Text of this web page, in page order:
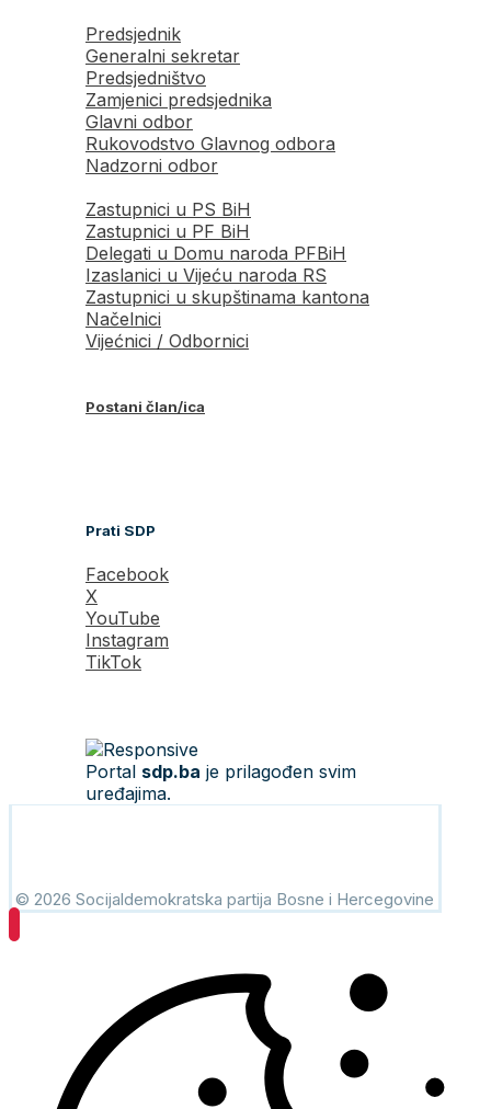
Predsjednik
Generalni sekretar
Predsjedništvo
Zamjenici predsjednika
Glavni odbor
Rukovodstvo Glavnog odbora
Nadzorni odbor
Zastupnici u PS BiH
Zastupnici u PF BiH
Delegati u Domu naroda PFBiH
Izaslanici u Vijeću naroda RS
Zastupnici u skupštinama kantona
Načelnici
Vijećnici / Odbornici
Postani član/ica
Prati SDP
Facebook
X
YouTube
Instagram
TikTok
Portal sdp.ba je prilagođen svim
uređajima.
© 2026 Socijaldemokratska partija Bosne i Hercegovine